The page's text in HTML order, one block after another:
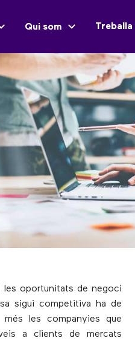
Qui som
les oportunitats de negoci
sigui competitiva ha de
les companyies que
a clients de mercats